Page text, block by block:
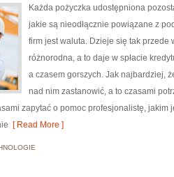
Każda pożyczka udostępniona
jakie są nieodłącznie powiązane z
firm jest waluta. Dzieje się tak przede
różnorodna, a to daje w spłacie
a czasem gorszych. Jak najbardziej,
nad nim zastanowić, a to czasami
zapytać o pomoc profesjonalistę,
[ Read More ]